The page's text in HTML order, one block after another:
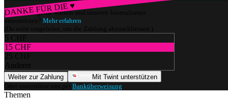
DANKE FÜR DIE ♥
Würdest du gerne watson und unseren Journalismus
unterstützen? Mehr erfahren
(Du wirst umgeleitet, um die Zahlung abzuschliessen.)
5 CHF
15 CHF
25 CHF
Anderer
Weiter zur Zahlung
Mit Twint unterstützen
Oder unterstütze uns per Banküberweisung
Themen